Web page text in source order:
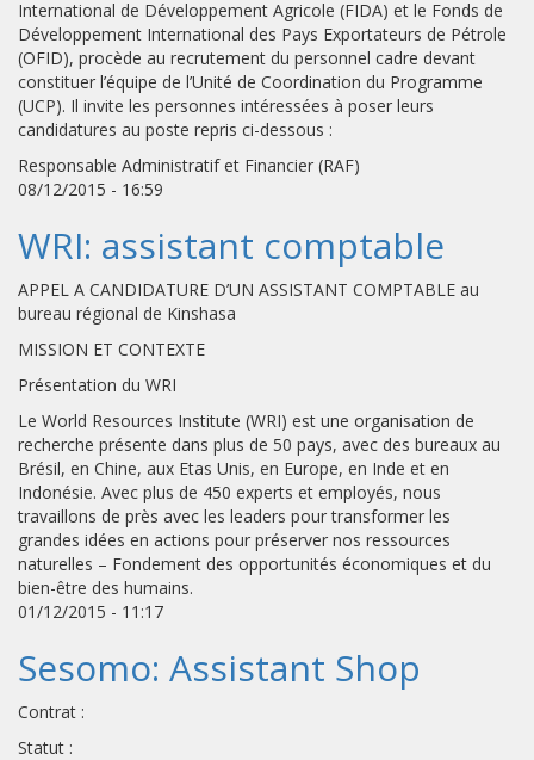
International de Développement Agricole (FIDA) et le Fonds de
Développement International des Pays Exportateurs de Pétrole
(OFID), procède au recrutement du personnel cadre devant
constituer l’équipe de l’Unité de Coordination du Programme
(UCP). Il invite les personnes intéressées à poser leurs
candidatures au poste repris ci-dessous :
Responsable Administratif et Financier (RAF)
08/12/2015 - 16:59
WRI: assistant comptable
APPEL A CANDIDATURE D’UN ASSISTANT COMPTABLE au
bureau régional de Kinshasa
MISSION ET CONTEXTE
Présentation du WRI
Le World Resources Institute (WRI) est une organisation de
recherche présente dans plus de 50 pays, avec des bureaux au
Brésil, en Chine, aux Etas Unis, en Europe, en Inde et en
Indonésie. Avec plus de 450 experts et employés, nous
travaillons de près avec les leaders pour transformer les
grandes idées en actions pour préserver nos ressources
naturelles – Fondement des opportunités économiques et du
bien-être des humains.
01/12/2015 - 11:17
Sesomo: Assistant Shop
Contrat :
Statut :